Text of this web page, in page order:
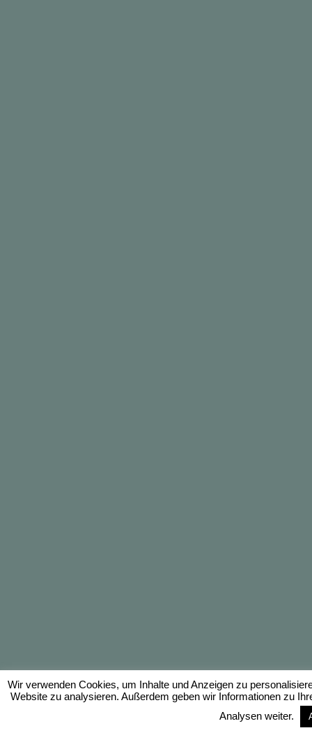
Wir verwenden Cookies, um Inhalte und Anzeigen zu
Website zu analysieren. Außerdem geben wir Informationen zu
Analysen weiter.